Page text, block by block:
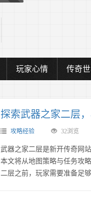
玩家心情 传奇
探索武器之家二层
攻略经验 32浏览
武器之家二层是新开传奇网
本文将从地图策略与任务攻
二层之前，玩家需要准备足